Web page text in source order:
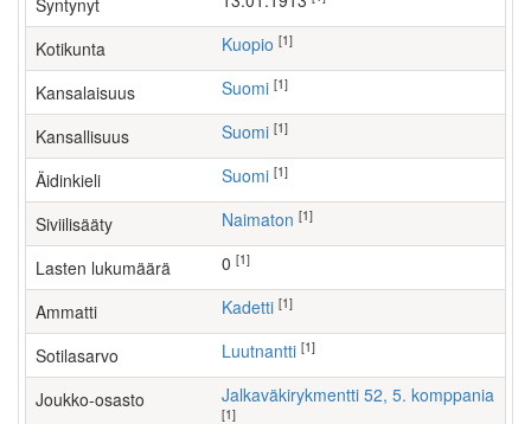
Syntynyt
Kotikunta Kuopio [1]
Kansalaisuus Suomi [1]
Kansallisuus Suomi [1]
Äidinkieli Suomi [1]
Siviilisääty Naimaton [1]
Lasten lukumäärä [1]
Ammatti kadetti [1]
Sotilasarvo Luutnantti [1]
Joukko-osasto Jalkaväkirykmentti 52, 5. komppania
[1]